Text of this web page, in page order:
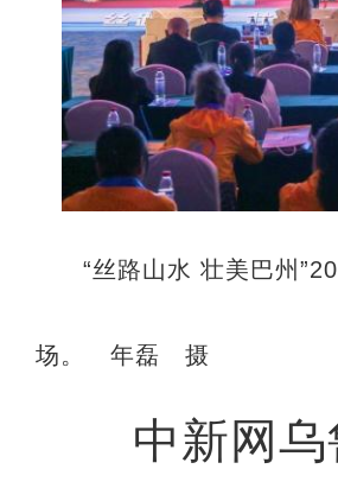
“丝路山水 壮美巴州
场。 年磊 摄
中新网乌